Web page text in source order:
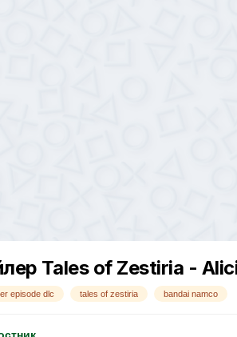
Tales of Zestiria -
episode dlc tales of zestiria bandai namco